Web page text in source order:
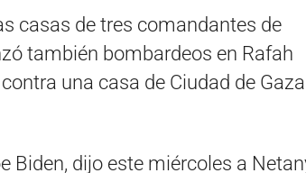
casas de tres comandantes de
también bombardeos en Rafah
una casa de Ciudad de Gaza
Biden, dijo este miércoles a